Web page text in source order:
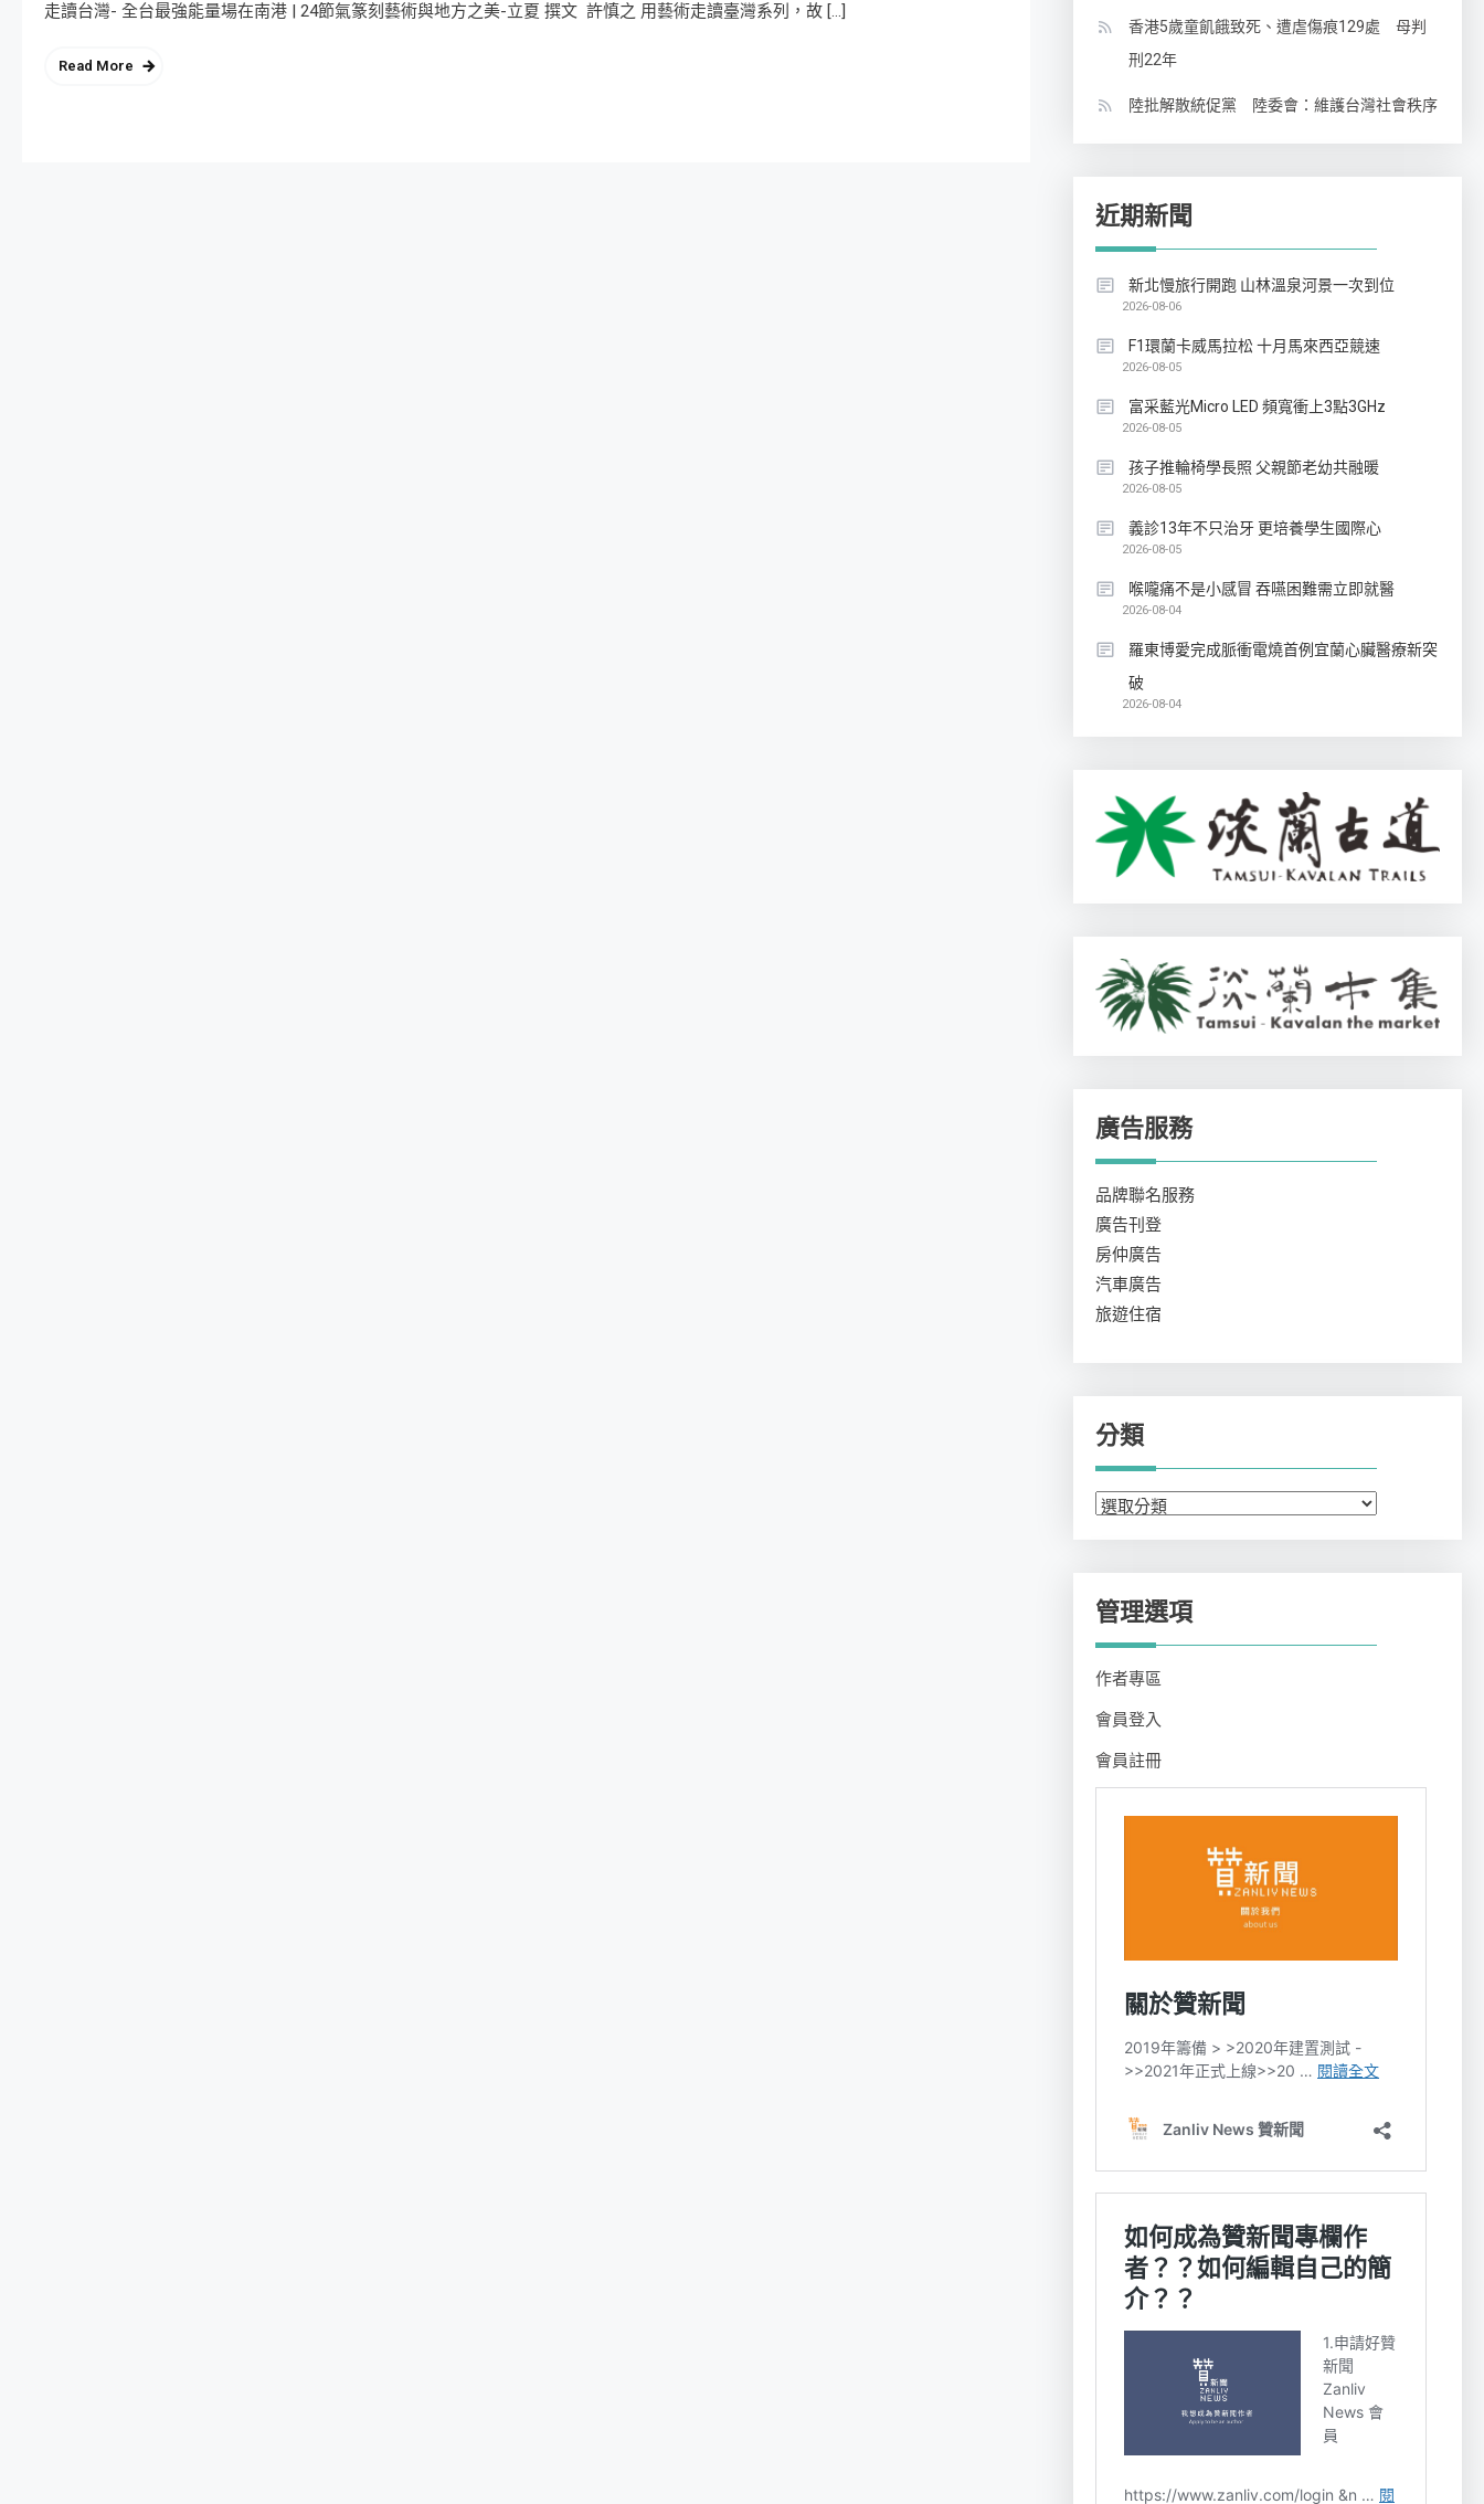
走讀台灣- 全台最強能量場在南港 | 24節氣篆刻藝術與地方之美-立夏 撰文 許慎之 用藝術走讀臺灣系列，故 […]
Read More
香港5歲童飢餓致死、遭虐傷痕129處 母判
刑22年
陸批解散統促黨 陸委會：維護台灣社會秩序
近期新聞
新北慢旅行開跑 山林溫泉河景一次到位
2026-08-06
F1環蘭卡威馬拉松 十月馬來西亞競速
2026-08-05
富采藍光Micro LED 頻寬衝上3點3GHz
2026-08-05
孩子推輪椅學長照 父親節老幼共融暖
2026-08-05
義診13年不只治牙 更培養學生國際心
2026-08-05
喉嚨痛不是小感冒 吞嚥困難需立即就醫
2026-08-04
羅東博愛完成脈衝電燒首例宜蘭心臟醫療新突
破
2026-08-04
廣告服務
品牌聯名服務
廣告刊登
房仲廣告
汽車廣告
旅遊住宿
分類
分
管理選項
作者專區
會員登入
會員註冊